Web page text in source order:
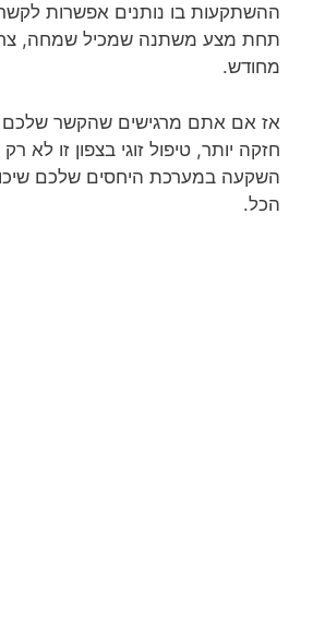
ההשתקעות בו נותנים אפשרות
תחת מצע משתנה שמכיל שמחה,
מחודש.
אז אם אתם מרגישים שהקשר שלכם
חזקה יותר, טיפול זוגי בצפון זו לא רק
השקעה במערכת היחסים שלכם
הכל.